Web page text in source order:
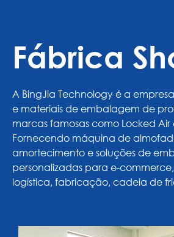
Fábrica
A BingJia Technology é a
e materiais de embalagem de
marcas famosas como Locked Air
Fornecendo máquina de
amortecimento e soluções de
personalizadas para e-
logística, fabricação, cadeia de